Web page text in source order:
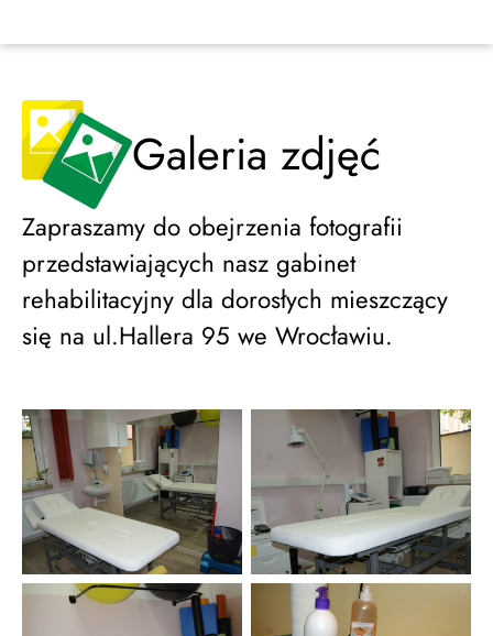
Galeria zdjęć
Zapraszamy do obejrzenia fotografii
przedstawiających nasz gabinet
rehabilitacyjny dla dorosłych mieszczący
się na ul.Hallera 95 we Wrocławiu.